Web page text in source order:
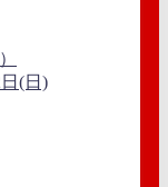
(日)